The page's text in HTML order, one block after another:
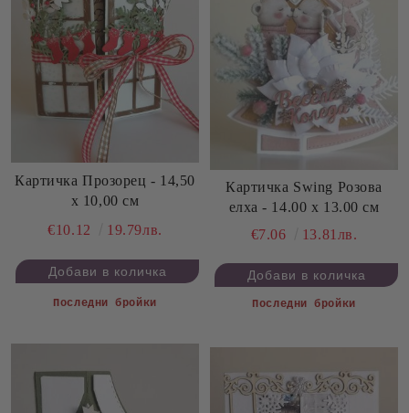
Картичка Прозорец - 14,50
х 10,00 см
€10.12
19.79лв.
Последни бройки
Картичка Swing Розова
елха - 14.00 х 13.00 см
€7.06
13.81лв.
Последни бройки